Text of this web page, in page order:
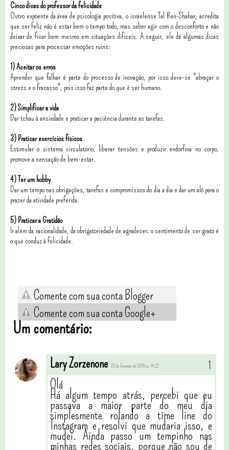
Cinco dicas do professor da felicidade
Outro expoente da área de psicologia positiva, o israelense Tal Ben-Shahar, acredita
que ser feliz não é estar bem o tempo todo, mas saber agir com o desconforto e não
deixar de ficar bem mesmo em situações difíceis. A seguir, ele dá algumas dicas
preciosas para processar emoções ruins:
1) Aceitar os erros
Aprender que falhar é parte do processo de inovação, por isso deve-se "abraçar o
stress e o fracasso", pois isso faz parte do que é ser humano.
2) Simplificar a vida
Dar tchau à ansiedade e praticar a paciência durante as tarefas.
3) Praticar exercícios físicos
Estimular o sistema circulatório, liberar tensões e produzir endorfina no corpo,
promove a sensação de bem-estar.
4) Ter um hobby
Dar um tempo nas obrigações, tarefas e compromissos do dia a dia e dar um alô para o
prazer da atividade preferida.
5) Praticar a Gratidão
Ir além da racionalidade, da obrigatoriedade de agradecer; o sentimento de ser grato é
o que conduz à felicidade.
Comente com sua conta Blogger
Comente com sua conta Google+
Um comentário:
Lary Zorzenone 23 de fevereiro de 2019 às 14:22
Olá
Há algum tempo atrás, percebi que eu
passava a maior parte do meu dia
simplesmente rolando a time line do
Instagram e resolvi que mudaria isso, e
mudei. Ainda passo um tempinho nas
minhas redes sociais, porque não sou de